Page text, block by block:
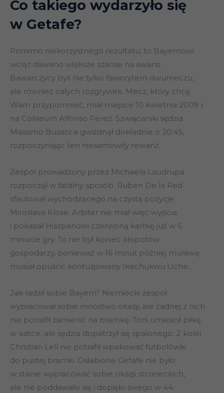
Co takiego wydarzyło się
w Getafe?
Pomimo niekorzystnego rezultatu, to Bayernowi
wciąż dawano większe szanse na awans.
Bawarczycy byli nie tylko faworytem dwumeczu,
ale również całych rozgrywek. Mecz, który chcę
Wam przypomnieć, miał miejsce 10 kwietnia 2008 r.
na Coliseum Alfonso Perez. Szwajcarski sędzia
Massimo Busacca gwizdnął dokładnie o 20:45,
rozpoczynając ten niesamowity rewanż.
Zespół prowadzony przez Michaela Laudrupa
rozpoczął w fatalny sposób. Ruben De la Red
sfaulował wychodzącego na czystą pozycje
Miroslava Klose. Arbiter nie miał więc wyjścia
i pokazał Hiszpanowi czerwoną kartkę już w 5.
minucie gry. To nie był koniec kłopotów
gospodarzy, ponieważ w 16 minut później murawę
musiał opuścić kontuzjowany Ikechukwu Uche.
Jak radził sobie Bayern? Niemiecki zespół
wypracował sobie mnóstwo okazji, ale żadnej z nich
nie potrafił zamienić na bramkę. Toni umieścił piłkę
w siatce, ale sędzia dopatrzył się spalonego. Z kolei
Christian Lell nie potrafił wpakować futbolówki
do pustej bramki. Osłabione Getafe nie było
w stanie wypracować sobie okazji strzeleckich,
ale nie poddawało się i dopięło swego w 44.